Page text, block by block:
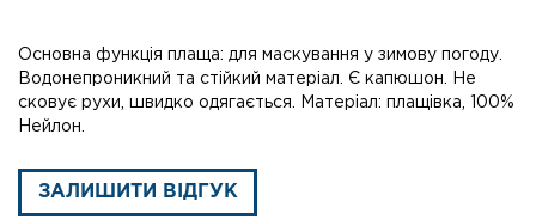
Основна функція плаща: для маскування у зимову погоду.
Водонепроникний та стійкий матеріал. Є капюшон. Не
сковує рухи, швидко одягається. Матеріал: плащівка, 100%
Нейлон.
ЗАЛИШИТИ ВІДГУК